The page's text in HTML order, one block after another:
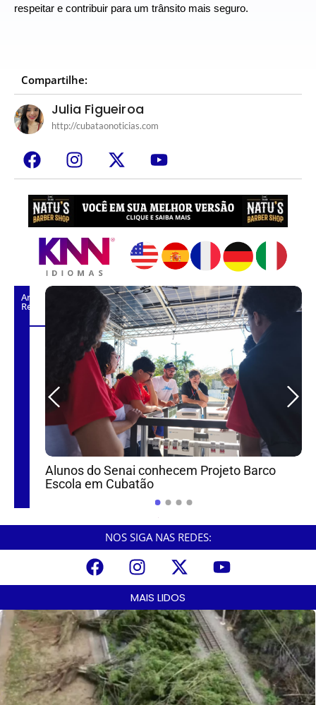
respeitar e contribuir para um trânsito mais seguro.
Compartilhe:
Julia Figueiroa
http://cubataonoticias.com
Artigos
Relacionados
Alunos do Senai conhecem Projeto Barco
Escola em Cubatão
NOS SIGA NAS REDES:
MAIS LIDOS